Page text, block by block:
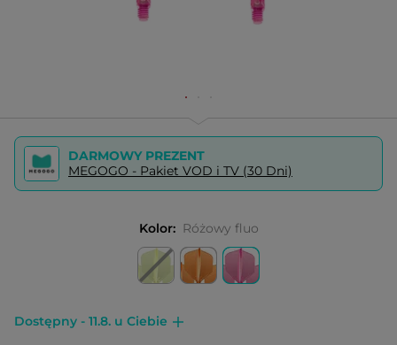
DARMOWY PREZENT
MEGOGO - Pakiet VOD i TV (30 Dni)
Kolor: Różowy fluo
Dostępny - 11.8. u Ciebie